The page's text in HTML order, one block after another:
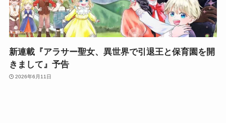
新連載『アラサー聖女、異世界で引退王と保育園を開
きまして』予告
2026年6月11日